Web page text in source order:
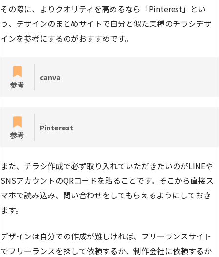
その際に、よりクオリティを高めるなら「Pinterest」とい
う、デザインのまとめサイトで自分と似た業種のチラシデザ
インを参考にするのがおすすめです。
参考
canva
参考
Pinterest
また、チラシ作成で必ず取り入れていただきたいのがLINEや
SNSアカウントのQRコードを貼ることです。そこから直接ス
マホで読み込み、問い合わせをしてもらえるようにしておき
ます。
デザインは自分での作成が難しければ、フリーランスサイト
でフリーランスを探して依頼するか、制作会社に依頼するか